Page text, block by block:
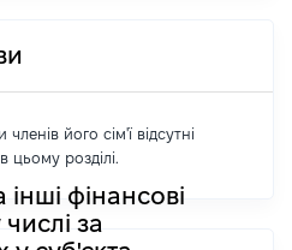
його сім'ї відсутні
цьому розділі.
інші фінансові
за